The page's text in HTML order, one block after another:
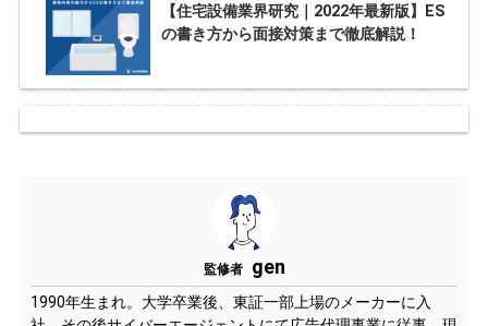
【住宅設備業界研究｜2022年最新版】ES
の書き方から面接対策まで徹底解説！
監修者 gen
1990年生まれ。大学卒業後、東証一部上場のメーカーに入